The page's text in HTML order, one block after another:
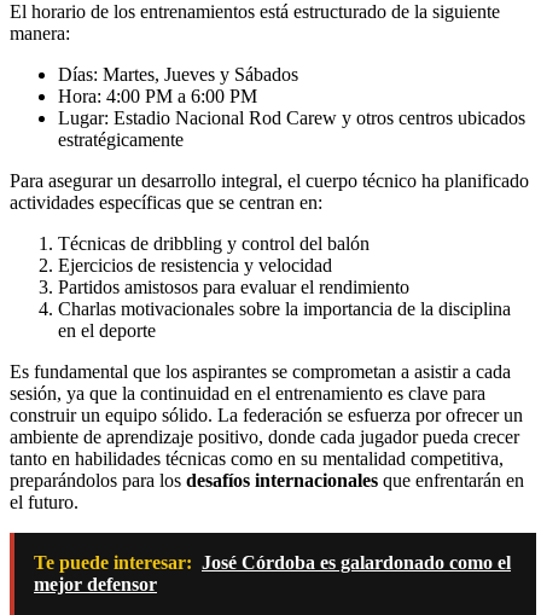
El horario de los entrenamientos está estructurado de la siguiente
manera:
Días: Martes, Jueves y Sábados
Hora: 4:00 PM a 6:00 PM
Lugar: Estadio Nacional Rod Carew y otros centros ubicados
estratégicamente
Para asegurar un desarrollo integral, el cuerpo técnico ha planificado
actividades específicas que se centran en:
Técnicas de dribbling y control del balón
Ejercicios de resistencia y velocidad
Partidos amistosos para evaluar el rendimiento
Charlas motivacionales sobre la importancia de la disciplina
en el deporte
Es fundamental que los aspirantes se comprometan a asistir a cada
sesión, ya que la continuidad en el entrenamiento es clave para
construir un equipo sólido. La federación se esfuerza por ofrecer un
ambiente de aprendizaje positivo, donde cada jugador pueda crecer
tanto en habilidades técnicas como en su mentalidad competitiva,
preparándolos para los desafíos internacionales que enfrentarán en
el futuro.
Te puede interesar: José Córdoba es galardonado como el
mejor defensor